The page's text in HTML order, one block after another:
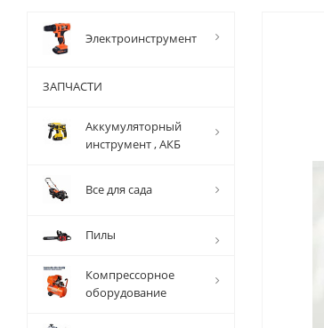
Электроинструмент
ЗАПЧАСТИ
Аккумуляторный
инструмент , АКБ
Все для сада
Пилы
Компрессорное
оборудование